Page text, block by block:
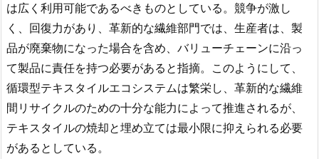
は広く利用可能であるべきものとしている。競争が激し
く、回復力があり、革新的な繊維部門では、生産者は、製
品が廃棄物になった場合を含め、バリューチェーンに沿っ
て製品に責任を持つ必要があると指摘。このようにして、
循環型テキスタイルエコシステムは繁栄し、革新的な繊維
間リサイクルのための十分な能力によって推進されるが、
テキスタイルの焼却と埋め立ては最小限に抑えられる必要
があるとしている。